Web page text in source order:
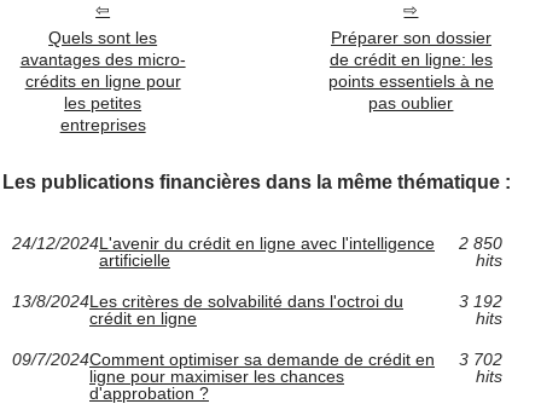
Quels sont les
avantages des micro-
crédits en ligne pour
les petites
entreprises
Préparer son dossier
de crédit en ligne: les
points essentiels à ne
pas oublier
Les publications financières dans la même thématique :
24/12/2024L'avenir du crédit en ligne avec l'intelligence
artificielle
2 850
hits
13/8/2024Les critères de solvabilité dans l'octroi du
crédit en ligne
3 192
hits
09/7/2024Comment optimiser sa demande de crédit en
ligne pour maximiser les chances
d'approbation ?
3 702
hits